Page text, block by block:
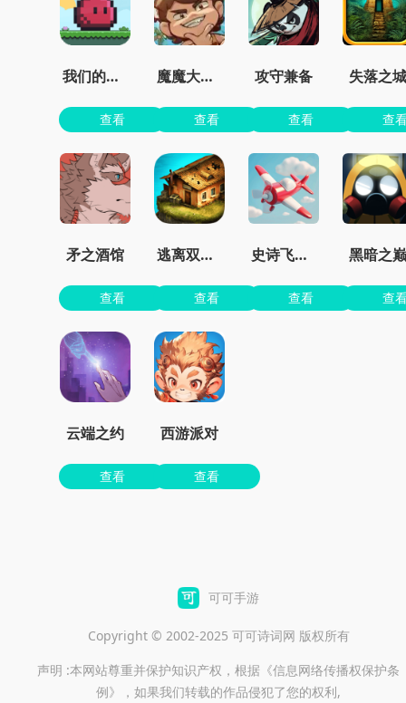
我们的世界
查看
魔魔大冒险官方正版
查看
攻守兼备
查看
失落之城
查
矛之酒馆
查看
逃离双塔湾
查看
史诗飞机进化
查看
黑暗之巅
查
云端之约
查看
西游派对
查看
可可手游
Copyright © 2002-2025 可可诗词网 版权所有
声明 :本网站尊重并保护知识产权，根据《信息网络传播权保护条
例》，如果我们转载的作品侵犯了您的权利,